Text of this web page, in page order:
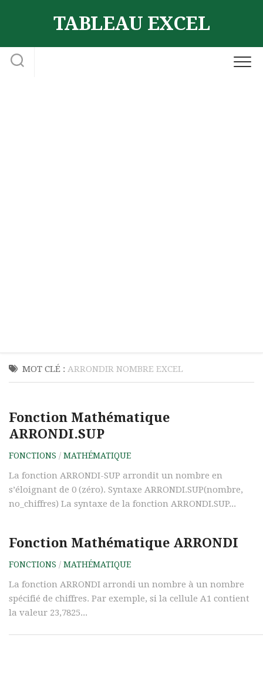
TABLEAU EXCEL
MOT CLÉ : ARRONDIR NOMBRE EXCEL
Fonction Mathématique
ARRONDI.SUP
FONCTIONS / MATHÉMATIQUE
La fonction ARRONDI-SUP arrondit un nombre en
s’éloignant de 0 (zéro). Syntaxe ARRONDI.SUP(nombre,
no_chiffres) La syntaxe de la fonction ARRONDI.SUP...
Fonction Mathématique ARRONDI
FONCTIONS / MATHÉMATIQUE
La fonction ARRONDI arrondi un nombre à un nombre
spécifié de chiffres. Par exemple, si la cellule A1 contient
la valeur 23,7825...